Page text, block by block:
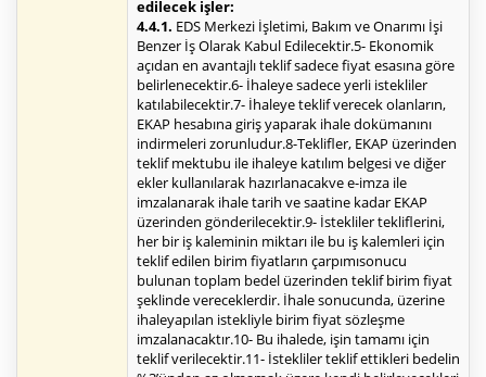
edilecek işler:
4.4.1. EDS Merkezi İşletimi, Bakım ve Onarımı İşi
Benzer İş Olarak Kabul Edilecektir.5- Ekonomik
açıdan en avantajlı teklif sadece fiyat esasına göre
belirlenecektir.6- İhaleye sadece yerli istekliler
katılabilecektir.7- İhaleye teklif verecek olanların,
EKAP hesabına giriş yaparak ihale dokümanını
indirmeleri zorunludur.8-Teklifler, EKAP üzerinden
teklif mektubu ile ihaleye katılım belgesi ve diğer
ekler kullanılarak hazırlanacakve e-imza ile
imzalanarak ihale tarih ve saatine kadar EKAP
üzerinden gönderilecektir.9- İstekliler tekliflerini,
her bir iş kaleminin miktarı ile bu iş kalemleri için
teklif edilen birim fiyatların çarpımısonucu
bulunan toplam bedel üzerinden teklif birim fiyat
şeklinde vereceklerdir. İhale sonucunda, üzerine
ihaleyapılan istekliyle birim fiyat sözleşme
imzalanacaktır.10- Bu ihalede, işin tamamı için
teklif verilecektir.11- İstekliler teklif ettikleri bedelin